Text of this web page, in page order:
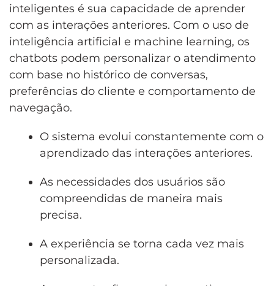
inteligentes é sua capacidade de aprender
com as interações anteriores. Com o uso de
inteligência artificial e machine learning, os
chatbots podem personalizar o atendimento
com base no histórico de conversas,
preferências do cliente e comportamento de
navegação.
O sistema evolui constantemente com o
aprendizado das interações anteriores.
As necessidades dos usuários são
compreendidas de maneira mais
precisa.
A experiência se torna cada vez mais
personalizada.